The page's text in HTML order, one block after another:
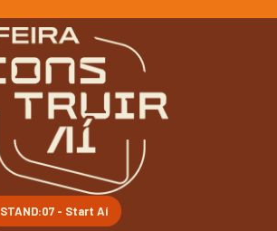
STAND:07 - Start Aí